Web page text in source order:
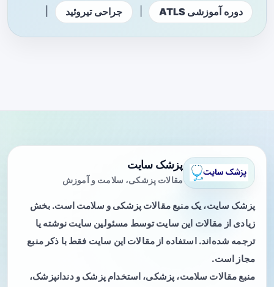
دوره آموزشی ATLS جراحی تیروئید
پزشک سایت
مقالات پزشکی، سلامت و آموزش
پزشک سایت، یک منبع مقالات پزشکی و سلامت است. بخش
زیادی از مقالات این سایت توسط مسئولین سایت نوشته یا
ترجمه شده‌اند. استفاده از مقالات این سایت فقط با ذکر منبع
مجاز است.
منبع مقالات سلامت، پزشکی، استخدام پزشک و دندانپزشک،